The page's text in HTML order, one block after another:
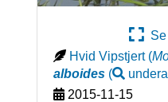
Se
Hvid Vipstjert (
alboides(
2015-11-15